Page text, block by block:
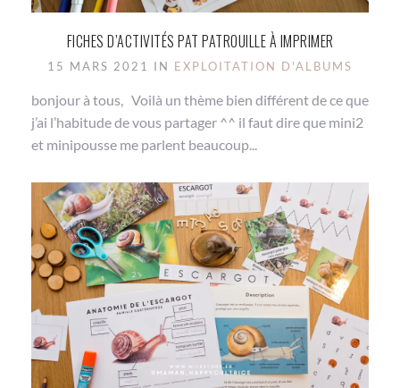
FICHES D’ACTIVITÉS PAT PATROUILLE À IMPRIMER
15 MARS 2021 IN EXPLOITATION D'ALBUMS
bonjour à tous, Voilà un thème bien différent de ce que
j’ai l’habitude de vous partager ^^ il faut dire que mini2
et minipousse me parlent beaucoup...